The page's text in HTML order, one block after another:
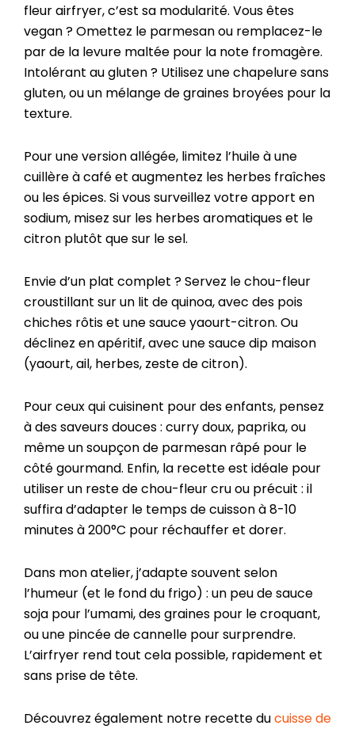
fleur airfryer, c’est sa modularité. Vous êtes
vegan ? Omettez le parmesan ou remplacez-le
par de la levure maltée pour la note fromagère.
Intolérant au gluten ? Utilisez une chapelure sans
gluten, ou un mélange de graines broyées pour la
texture.
Pour une version allégée, limitez l’huile à une
cuillère à café et augmentez les herbes fraîches
ou les épices. Si vous surveillez votre apport en
sodium, misez sur les herbes aromatiques et le
citron plutôt que sur le sel.
Envie d’un plat complet ? Servez le chou-fleur
croustillant sur un lit de quinoa, avec des pois
chiches rôtis et une sauce yaourt-citron. Ou
déclinez en apéritif, avec une sauce dip maison
(yaourt, ail, herbes, zeste de citron).
Pour ceux qui cuisinent pour des enfants, pensez
à des saveurs douces : curry doux, paprika, ou
même un soupçon de parmesan râpé pour le
côté gourmand. Enfin, la recette est idéale pour
utiliser un reste de chou-fleur cru ou précuit : il
suffira d’adapter le temps de cuisson à 8-10
minutes à 200°C pour réchauffer et dorer.
Dans mon atelier, j’adapte souvent selon
l’humeur (et le fond du frigo) : un peu de sauce
soja pour l’umami, des graines pour le croquant,
ou une pincée de cannelle pour surprendre.
L’airfryer rend tout cela possible, rapidement et
sans prise de tête.
Découvrez également notre recette ducuisse de